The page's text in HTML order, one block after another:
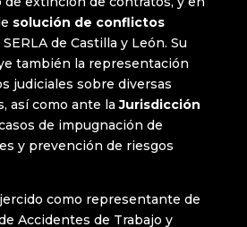
solución de conflictos
de Castilla y León. Su
también la representación
judiciales sobre diversas
así como ante laJurisdicción
de impugnación de
y prevención de riesgos
como representante de
Accidentes de Trabajo y